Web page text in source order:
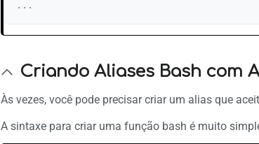
...
Criando Aliases Bash com
Às vezes, você pode precisar criar um alias que
A sintaxe para criar uma função bash é muito